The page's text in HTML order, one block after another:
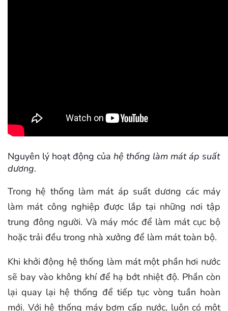
Nguyên lý hoạt động của hệ thống làm mát áp suất
dương.
Trong hệ thống làm mát áp suất dương các máy
làm mát công nghiệp được lắp tại những nơi tập
trung đông người. Và máy móc để làm mát cục bộ
hoặc trải đều trong nhà xưởng để làm mát toàn bộ.
Khi khởi động hệ thống làm mát một phần hơi nước
sẽ bay vào không khí để hạ bớt nhiệt độ. Phần còn
lại quay lại hệ thống để tiếp tục vòng tuần hoàn
mới. Với hệ thống máy bơm cấp nước, luôn có một